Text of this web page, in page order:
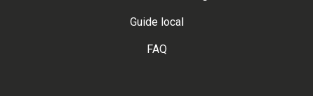
Guide local
FAQ